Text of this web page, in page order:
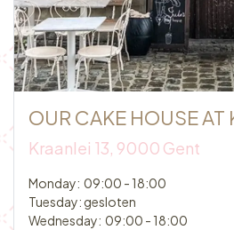
OUR CAKE HOUSE AT
Kraanlei 13, 9000 Gent​
Monday: 09:00 - 18:00
Tuesday: gesloten
Wednesday: 09:00 - 18:00